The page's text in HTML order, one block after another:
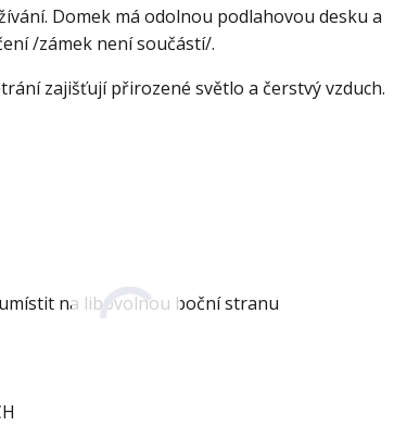
Domek má odolnou podlahovou desku a
/zámek není součástí/.
zajišťují přirozené světlo a čerstvý vzduch.
na libovolnou boční stranu